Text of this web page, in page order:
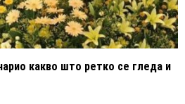
какво што ретко се гледа и